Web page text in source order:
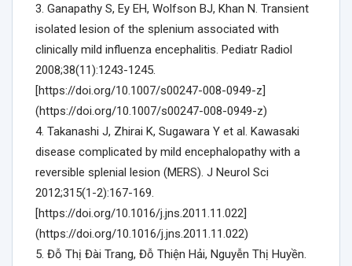
3. Ganapathy S, Ey EH, Wolfson BJ, Khan N. Transient
isolated lesion of the splenium associated with
clinically mild influenza encephalitis. Pediatr Radiol
2008;38(11):1243-1245.
[https://doi.org/10.1007/s00247-008-0949-z]
(https://doi.org/10.1007/s00247-008-0949-z)
4. Takanashi J, Zhirai K, Sugawara Y et al. Kawasaki
disease complicated by mild encephalopathy with a
reversible splenial lesion (MERS). J Neurol Sci
2012;315(1-2):167-169.
[https://doi.org/10.1016/j.jns.2011.11.022]
(https://doi.org/10.1016/j.jns.2011.11.022)
5. Đỗ Thị Đài Trang, Đỗ Thiện Hải, Nguyễn Thị Huyền.